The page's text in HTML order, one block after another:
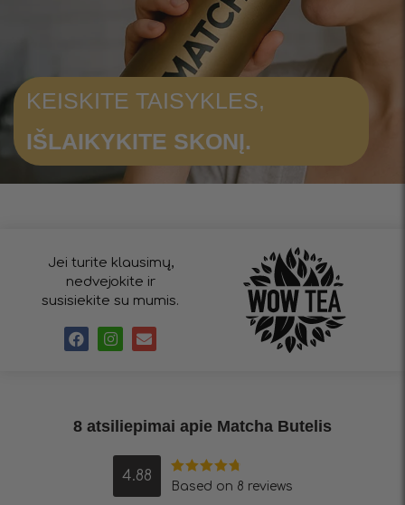
KEISKITE TAISYKLES,
IŠLAIKYKITE SKONĮ.
Jei turite klausimų,
nedvejokite ir
susisiekite su mumis.
8 atsiliepimai apie Matcha Butelis
4.88
Įvertinimas:
Based on 8 reviews